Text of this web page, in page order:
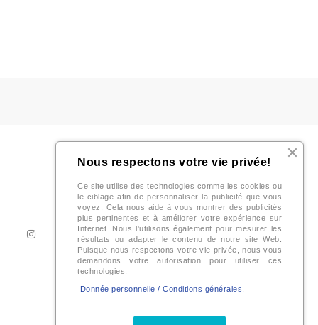
Nous respectons votre vie privée!
Ce site utilise des technologies comme les cookies ou
le ciblage afin de personnaliser la publicité que vous
voyez. Cela nous aide à vous montrer des publicités
plus pertinentes et à améliorer votre expérience sur
Internet. Nous l'utilisons également pour mesurer les
résultats ou adapter le contenu de notre site Web.
Puisque nous respectons votre vie privée, nous vous
demandons votre autorisation pour utiliser ces
technologies.
Donnée personnelle / Conditions générales.